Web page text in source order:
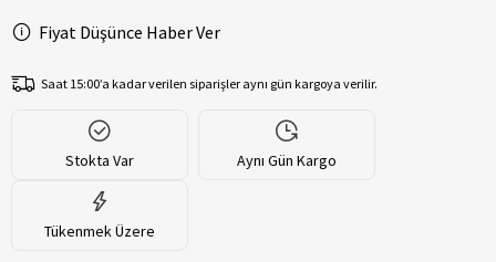
Fiyat Düşünce Haber Ver
Saat 15:00’a kadar verilen siparişler aynı gün kargoya verilir.
Stokta Var Aynı Gün Kargo
Tükenmek Üzere